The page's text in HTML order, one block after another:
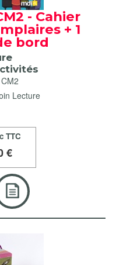
- Cahier
+ 1
bord
CM2
Lecture
TTC
€